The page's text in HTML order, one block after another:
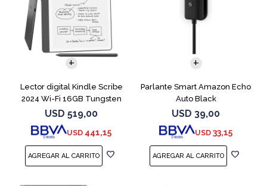
Lector digital Kindle Scribe
2024 Wi-Fi 16GB Tungsten
USD 519,00
USD 441,15
Parlante Smart Amazon Echo
Auto Black
USD 39,00
USD 33,15